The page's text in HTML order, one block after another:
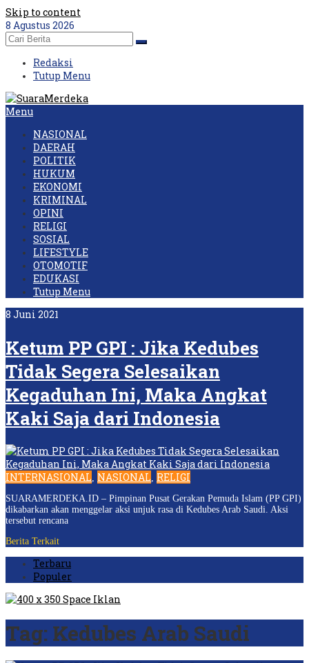
Skip to content
8 Agustus 2026
Redaksi
Tutup Menu
Menu
NASIONAL
DAERAH
POLITIK
HUKUM
EKONOMI
KRIMINAL
OPINI
RELIGI
SOSIAL
LIFESTYLE
OTOMOTIF
EDUKASI
Tutup Menu
8 Juni 2021
Ketum PP GPI : Jika Kedubes
Tidak Segera Selesaikan
Kegaduhan Ini, Maka Angkat
Kaki Saja dari Indonesia
INTERNASIONAL, NASIONAL, RELIGI
SUARAMERDEKA.ID – Pimpinan Pusat Gerakan Pemuda Islam (PP GPI)
dikabarkan akan menggelar aksi unjuk rasa di Kedubes Arab Saudi. Aksi
tersebut rencana
Berita Terkait
Terbaru
Populer
Tag: Kedubes Arab Saudi